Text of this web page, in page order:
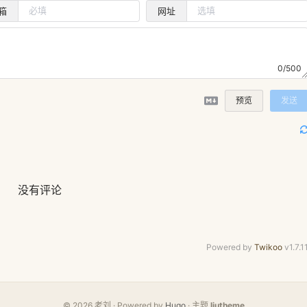
网址
0/500
预览 发送
没有评论
Powered by Twikoo